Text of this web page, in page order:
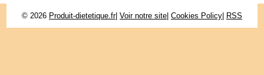
© 2026 Produit-dietetique.fr| Voir notre site Cookies Policy RSS